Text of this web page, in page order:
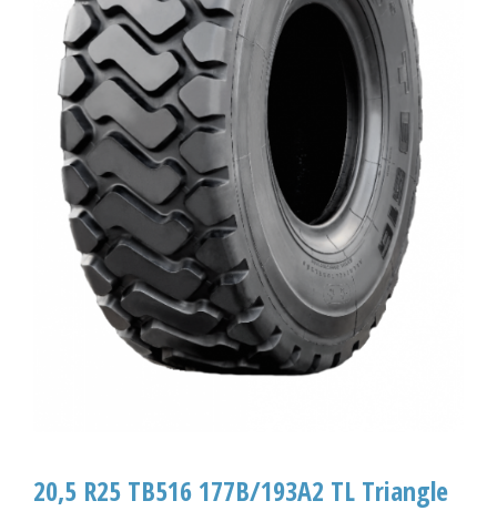
20,5 R25 TB516 177B/193A2 TL Triangle